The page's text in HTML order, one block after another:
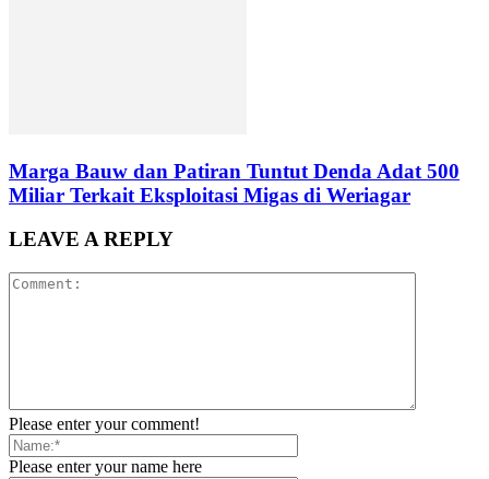
Marga Bauw dan Patiran Tuntut Denda Adat 500
Miliar Terkait Eksploitasi Migas di Weriagar
LEAVE A REPLY
Please enter your comment!
Please enter your name here